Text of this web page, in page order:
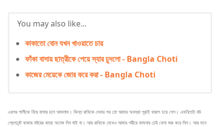
You may also like...
কাকাতো বোন যখন খাওয়াতে চায়
ফাঁকা বাসায় ছাত্রীকে পেয়ে স্যার চুদলো - Bangla Choti
কাজের মেয়েকে জোর করে করা - Bangla Choti
এরপর শালীকে নিয়ে বাসায় চলে আসলাম। কিন্ত রাখিকে দেখার পর তো আমার অবস্থা পুরাই খারাপ হয়ে গেল। এমনিতেই বউ
প্রেগনেন্ট থাকায় বউয়ের কাছে অনেক দিন যাই না। আর রাখিকে দেখেও আমার শরীরে কামনার ঢেউ খেলা শুরু করে দিল। আর মনে